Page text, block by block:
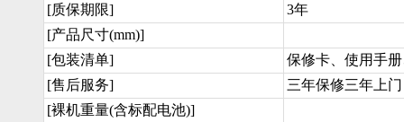
[质保期限]
3年
[产品尺寸(mm)]
[包装清单]
保修卡、使用手
[售后服务]
三年保修三年上门
[裸机重量(含标配电池)]